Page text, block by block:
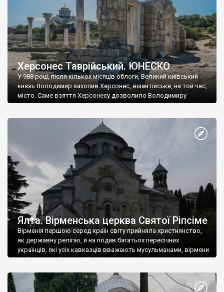
Херсонес Таврійський. ЮНЕСКО
У 988 році, після кількох місяців облоги, Великий київський
князь Володимир захопив Херсонес, візантійське, на той час,
місто. Саме взяття Херсонесу дозволило Володимиру
диктувати свої умови візантійському імператору Василю ІІ, та
Херсонесі Володимир-язичник, став Василем-християнином.
А потім було Хрещення Русі. На честь Херсонесу Таврійського
Ялта. Вірменська церква Святої Ріпсіме
Вірменія першою серед країн світу прийняла християнство,
як державну релігію, й на подив багатьох пересічних
українців, які усіх кавказців вважають мусульманами, вірмени
є відданими вірянами Христа